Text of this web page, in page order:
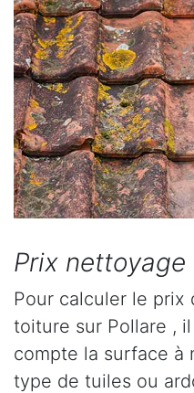
Prix
Pour calculer le prix
toiture sur Pollare ,
compte la surface à
type de tuiles ou